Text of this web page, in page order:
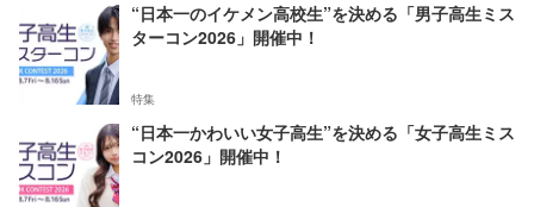
“日本一のイケメン高校生”を決める「男子高生ミス
ターコン2026」開催中！
特集
“日本一かわいい女子高生”を決める「女子高生ミス
コン2026」開催中！